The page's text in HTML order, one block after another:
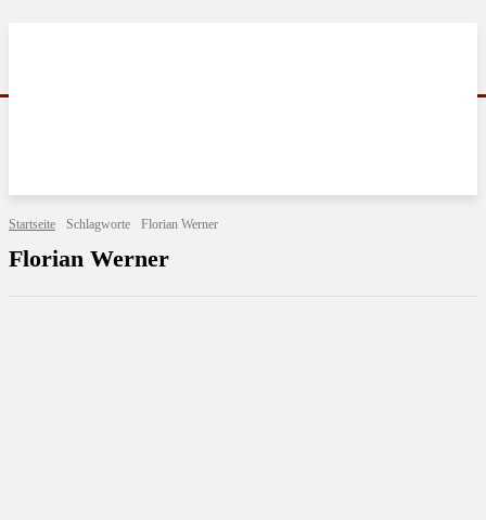
Startseite Schlagworte Florian Werner
Florian Werner